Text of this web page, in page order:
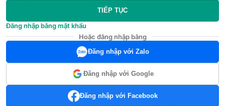
TIẾP TỤC
Đăng nhập bằng mật khẩu
Hoặc đăng nhập bằng
Đăng nhập với Zalo
Đăng nhập với Google
Đăng nhập với Facebook